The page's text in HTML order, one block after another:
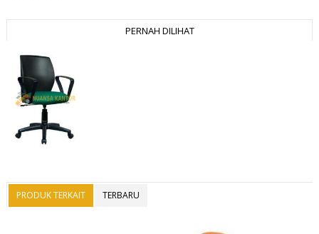
PERNAH DILIHAT
PRODUK TERKAIT TERBARU